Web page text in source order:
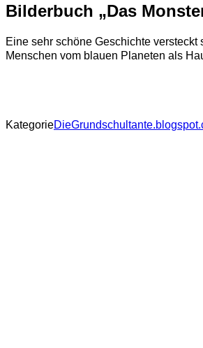
Bilderbuch „Das
Eine sehr schöne Geschichte
Menschen vom blauen Planeten als
Kategorie